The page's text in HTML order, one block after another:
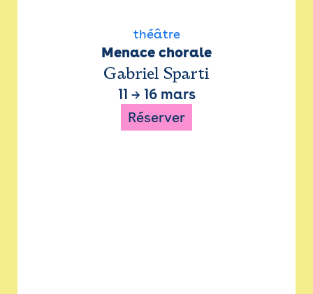
théâtre
Menace chorale
Gabriel Sparti
11 → 16 mars
Réserver